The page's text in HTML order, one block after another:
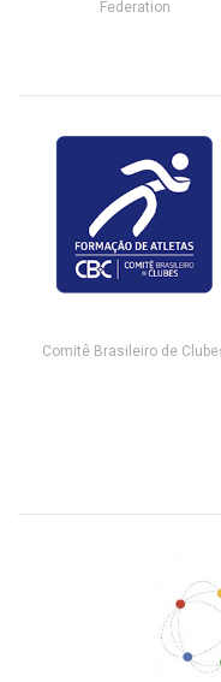
Federation
Comitê Brasileiro de